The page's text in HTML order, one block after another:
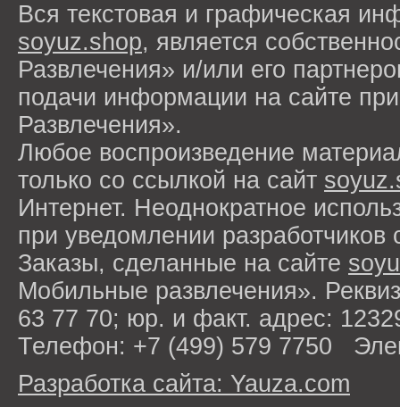
Вся текстовая и графическая
soyuz.shop, является
Развлечения» и/или его
подачи информации на сайте
Развлечения».
Любое воспроизведение
только со ссылкой на сайт
Интернет. Неоднократное
при уведомлении разработчиков
Заказы, сделанные на сайте
Мобильные развлечения».
63 77 70; юр. и факт. адрес:
Телефон: +7 (499) 579 7750
Разработка сайта: Yauza.com